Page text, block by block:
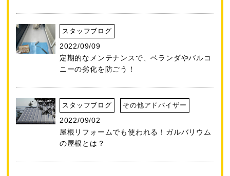
スタッフブログ
2022/09/09
定期的なメンテナンスで、ベランダやバルコ
ニーの劣化を防ごう！
スタッフブログ その他アドバイザー
2022/09/02
屋根リフォームでも使われる！ガルバリウム
の屋根とは？